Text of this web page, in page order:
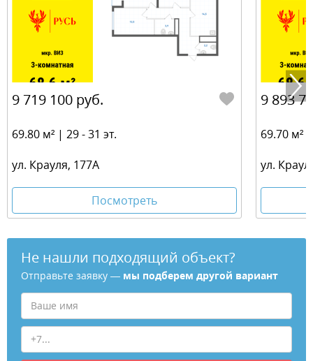
9 719 100 руб.
69.80 м² | 29 - 31 эт.
ул. Крауля, 177А
Посмотреть
9 893
69.70 м²
ул.
Не нашли подходящий объект?
Отправьте заявку — мы подберем другой вариант